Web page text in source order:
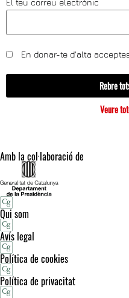
El teu correu electrònic
En donar-te d'alta
Rebre
Veure
Amb la col·laboració de
Qui som
Avís legal
Política de cookies
Política de privacitat